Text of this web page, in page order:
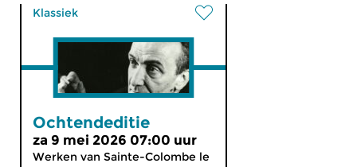
Klassiek
Ochtendeditie
za 9 mei 2026 07:00 uur
Werken van Sainte-Colombe le